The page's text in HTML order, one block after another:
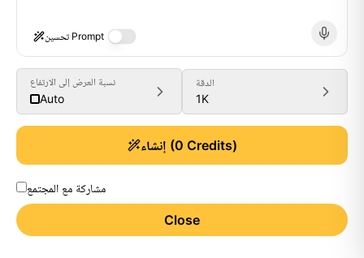
تحسين Prompt
نسبة العرض إلى الارتفاع
Auto
الدقة
1K
إنشاء (0 Credits)
مشاركة مع المجتمع
Close
Generate